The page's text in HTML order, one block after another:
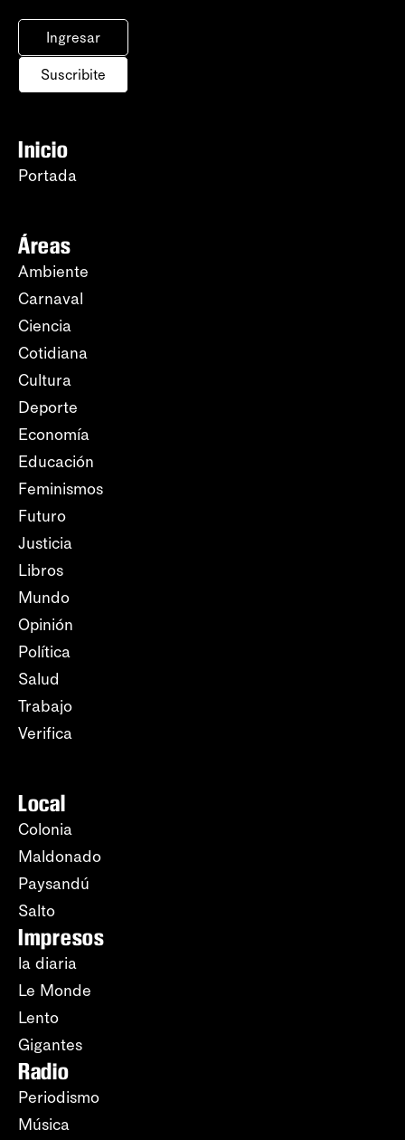
Ingresar
Suscribite
Inicio
Portada
Áreas
Ambiente
Carnaval
Ciencia
Cotidiana
Cultura
Deporte
Economía
Educación
Feminismos
Futuro
Justicia
Libros
Mundo
Opinión
Política
Salud
Trabajo
Verifica
Local
Colonia
Maldonado
Paysandú
Salto
Impresos
la diaria
Le Monde
Lento
Gigantes
Radio
Periodismo
Música